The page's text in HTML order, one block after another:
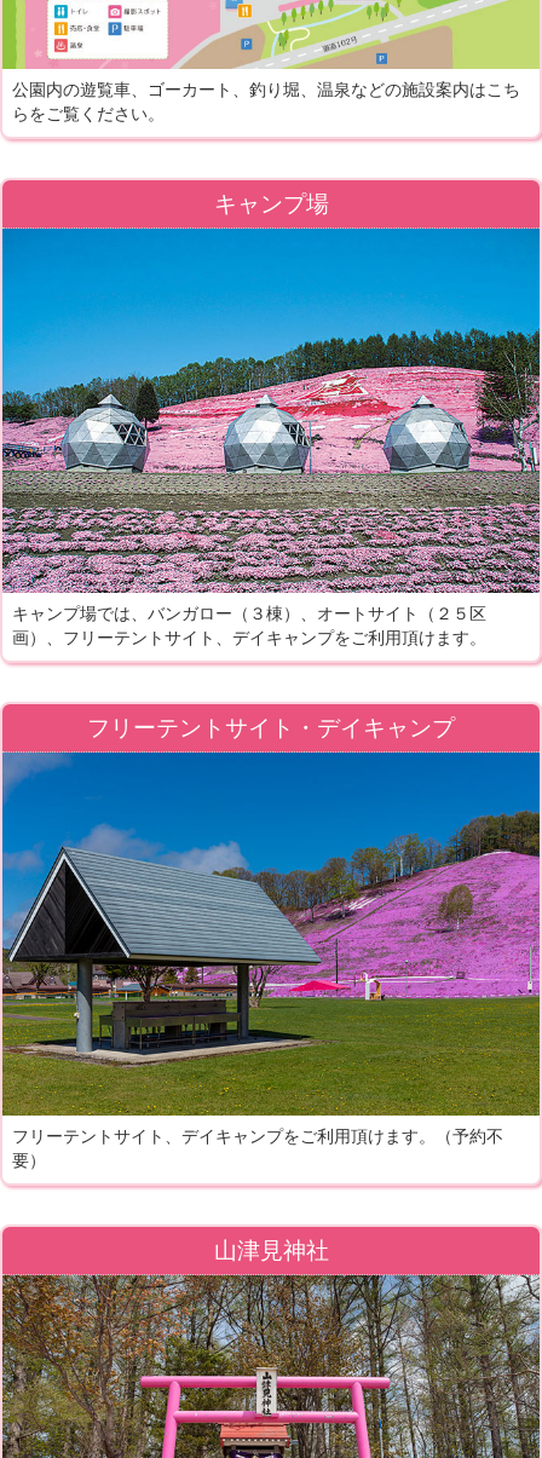
公園内の遊覧車、ゴーカート、釣り堀、温泉などの施設案内はこち
らをご覧ください。
キャンプ場
キャンプ場では、バンガロー（３棟）、オートサイト（２５区
画）、フリーテントサイト、デイキャンプをご利用頂けます。
フリーテントサイト・デイキャンプ
フリーテントサイト、デイキャンプをご利用頂けます。（予約不
要）
山津見神社